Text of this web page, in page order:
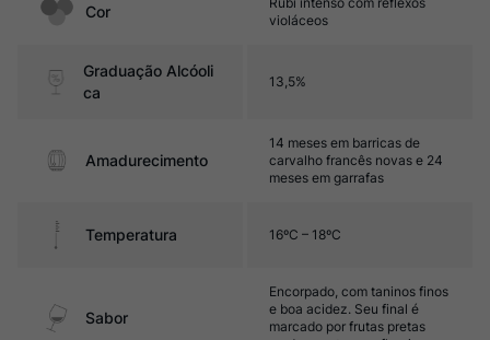
Cor
violáceos
Graduação Alcóoli
ca
13,5%
Amadurecimento
14 meses em barricas de
carvalho francês novas e 24
meses em garrafas
Temperatura 16ºC – 18ºC
Sabor
Encorpado, com taninos finos
e boa acidez. Seu final é
marcado por frutas pretas